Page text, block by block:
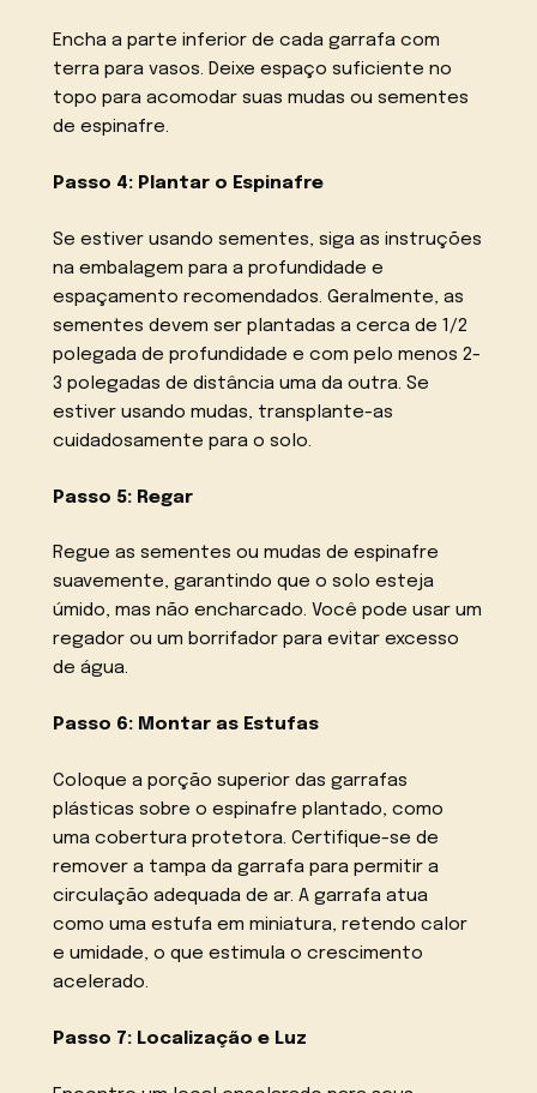
Encha a parte inferior de cada garrafa com
terra para vasos. Deixe espaço suficiente no
topo para acomodar suas mudas ou sementes
de espinafre.
Passo 4: Plantar o Espinafre
Se estiver usando sementes, siga as instruções
na embalagem para a profundidade e
espaçamento recomendados. Geralmente, as
sementes devem ser plantadas a cerca de 1/2
polegada de profundidade e com pelo menos 2-
3 polegadas de distância uma da outra. Se
estiver usando mudas, transplante-as
cuidadosamente para o solo.
Passo 5: Regar
Regue as sementes ou mudas de espinafre
suavemente, garantindo que o solo esteja
úmido, mas não encharcado. Você pode usar um
regador ou um borrifador para evitar excesso
de água.
Passo 6: Montar as Estufas
Coloque a porção superior das garrafas
plásticas sobre o espinafre plantado, como
uma cobertura protetora. Certifique-se de
remover a tampa da garrafa para permitir a
circulação adequada de ar. A garrafa atua
como uma estufa em miniatura, retendo calor
e umidade, o que estimula o crescimento
acelerado.
Passo 7: Localização e Luz